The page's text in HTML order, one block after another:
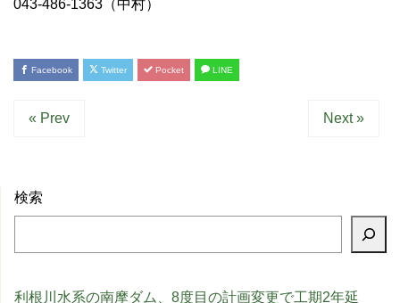
043-486-1363（中村）
Facebook Twitter Pocket LINE
« Prev Next »
検索
利根川水系の南摩ダム、8度目の計画変更で工期2年延